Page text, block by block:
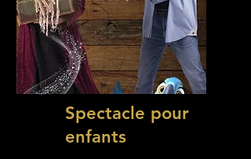
Spectacle pour
enfants